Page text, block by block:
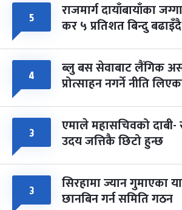
५ राजमार्ग दायाँबायाँका
कर ५ प्रतिशत बिन्दु बढाइँदै
४ ब्लु बस सेवाबाट लैंगिक
प्रोत्साहन नगर्ने नीति
३ एमाले महासचिवको दाबी-
उदय जत्तिकै छिटो हुन्छ
३ सिरहामा ज्यान गुमाएका
छानबिन गर्न समिति गठन